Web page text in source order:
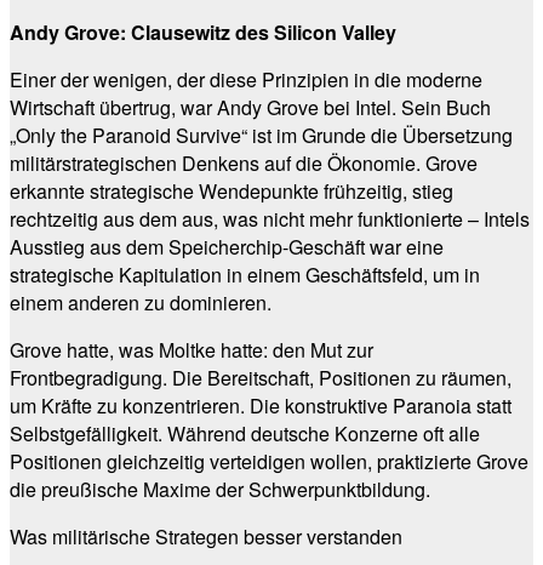
Andy Grove: Clausewitz des Silicon Valley
Einer der wenigen, der diese Prinzipien in die moderne
Wirtschaft übertrug, war Andy Grove bei Intel. Sein Buch
„Only the Paranoid Survive“ ist im Grunde die Übersetzung
militärstrategischen Denkens auf die Ökonomie. Grove
erkannte strategische Wendepunkte frühzeitig, stieg
rechtzeitig aus dem aus, was nicht mehr funktionierte – Intels
Ausstieg aus dem Speicherchip-Geschäft war eine
strategische Kapitulation in einem Geschäftsfeld, um in
einem anderen zu dominieren.
Grove hatte, was Moltke hatte: den Mut zur
Frontbegradigung. Die Bereitschaft, Positionen zu räumen,
um Kräfte zu konzentrieren. Die konstruktive Paranoia statt
Selbstgefälligkeit. Während deutsche Konzerne oft alle
Positionen gleichzeitig verteidigen wollen, praktizierte Grove
die preußische Maxime der Schwerpunktbildung.
Was militärische Strategen besser verstanden